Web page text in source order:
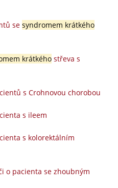
se syndromem krátkého
krátkéhostřeva s
s Crohnovou chorobou
s ileem
s kolorektálním
o pacienta se zhoubným